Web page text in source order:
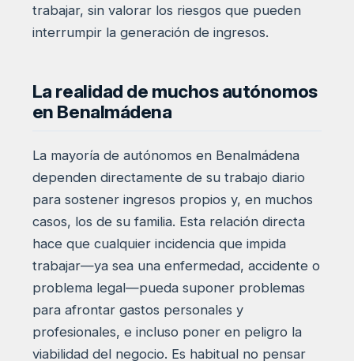
trabajar, sin valorar los riesgos que pueden
interrumpir la generación de ingresos.
La realidad de muchos autónomos
en Benalmádena
La mayoría de autónomos en Benalmádena
dependen directamente de su trabajo diario
para sostener ingresos propios y, en muchos
casos, los de su familia. Esta relación directa
hace que cualquier incidencia que impida
trabajar—ya sea una enfermedad, accidente o
problema legal—pueda suponer problemas
para afrontar gastos personales y
profesionales, e incluso poner en peligro la
viabilidad del negocio. Es habitual no pensar